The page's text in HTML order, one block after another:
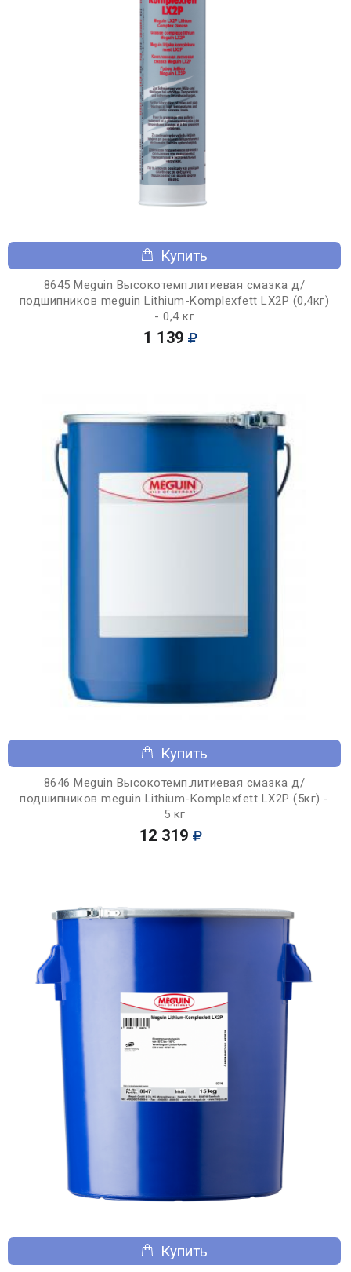
Купить
8645 Meguin Высокотемп.литиевая смазка д/
подшипников meguin Lithium-Komplexfett LX2P (0,4кг)
- 0,4 кг
1 139
Купить
8646 Meguin Высокотемп.литиевая смазка д/
подшипников meguin Lithium-Komplexfett LX2P (5кг) -
5 кг
12 319
Купить